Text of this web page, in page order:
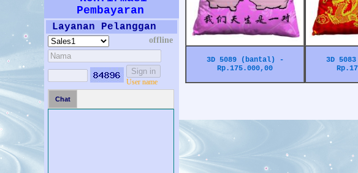
Pembayaran
Layanan Pelanggan
offline
User name
Chat
3D 5089 (bantal) -
Rp.175.000,00
3D